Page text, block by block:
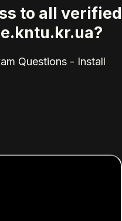
to all verified
Questions - Install